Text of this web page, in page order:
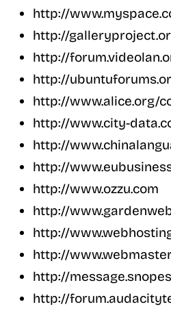
http://
http://
http://
http://
http://www.alice.org/
http://www.city-
http://
http://
http://www.ozzu.com
http://
http://
http://
http://
http://